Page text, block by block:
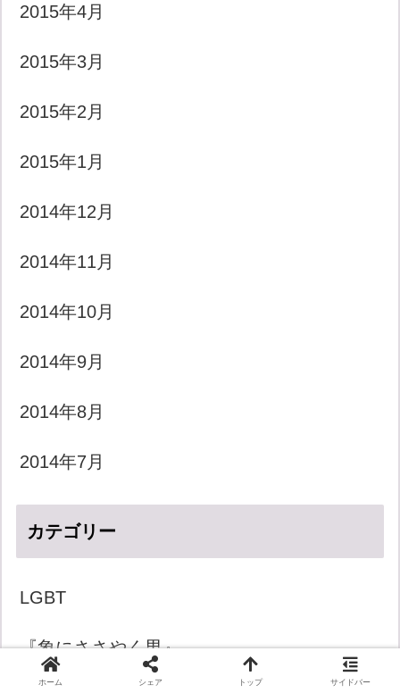
2015年4月
2015年3月
2015年2月
2015年1月
2014年12月
2014年11月
2014年10月
2014年9月
2014年8月
2014年7月
カテゴリー
LGBT
『象にささやく男』
ホーム シェア トップ サイドバー